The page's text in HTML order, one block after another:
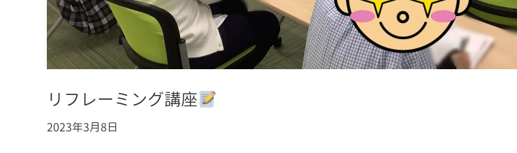
リフレーミング講座
2023年3月8日